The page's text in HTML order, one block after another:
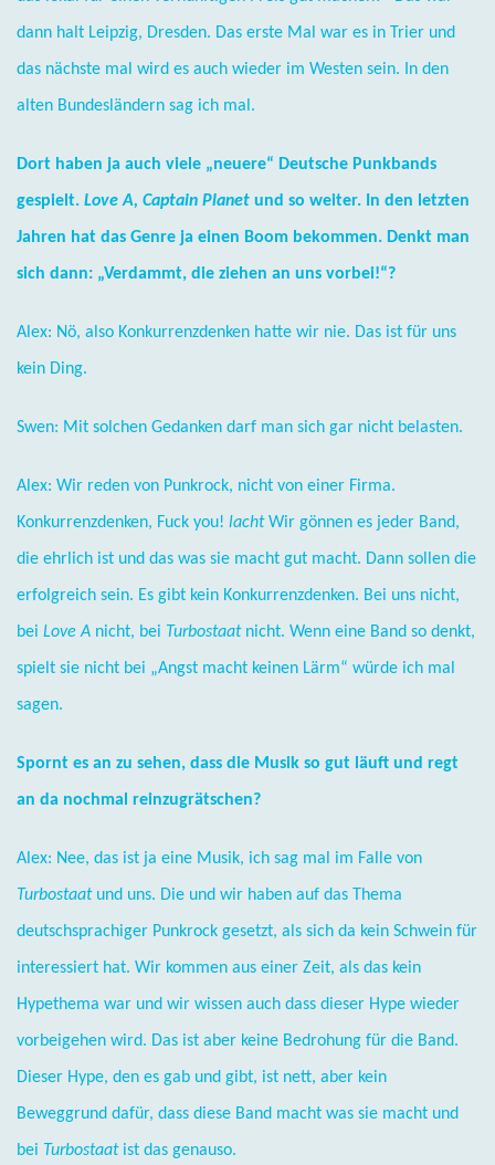
dann halt Leipzig, Dresden. Das erste Mal war es in Trier und
das nächste mal wird es auch wieder im Westen sein. In den
alten Bundesländern sag ich mal.
Dort haben ja auch viele „neuere“ Deutsche Punkbands
gespielt. Love A, Captain Planet und so weiter. In den letzten
Jahren hat das Genre ja einen Boom bekommen. Denkt man
sich dann: „Verdammt, die ziehen an uns vorbei!“?
Alex: Nö, also Konkurrenzdenken hatte wir nie. Das ist für uns
kein Ding.
Swen: Mit solchen Gedanken darf man sich gar nicht belasten.
Alex: Wir reden von Punkrock, nicht von einer Firma.
Konkurrenzdenken, Fuck you! lachtWir gönnen es jeder Band,
die ehrlich ist und das was sie macht gut macht. Dann sollen die
erfolgreich sein. Es gibt kein Konkurrenzdenken. Bei uns nicht,
bei Love A nicht, bei Turbostaat nicht. Wenn eine Band so denkt,
spielt sie nicht bei „Angst macht keinen Lärm“ würde ich mal
sagen.
Spornt es an zu sehen, dass die Musik so gut läuft und regt
an da nochmal reinzugrätschen?
Alex: Nee, das ist ja eine Musik, ich sag mal im Falle von
Turbostaatund uns. Die und wir haben auf das Thema
deutschsprachiger Punkrock gesetzt, als sich da kein Schwein für
interessiert hat. Wir kommen aus einer Zeit, als das kein
Hypethema war und wir wissen auch dass dieser Hype wieder
vorbeigehen wird. Das ist aber keine Bedrohung für die Band.
Dieser Hype, den es gab und gibt, ist nett, aber kein
Beweggrund dafür, dass diese Band macht was sie macht und
bei Turbostaat ist das genauso.